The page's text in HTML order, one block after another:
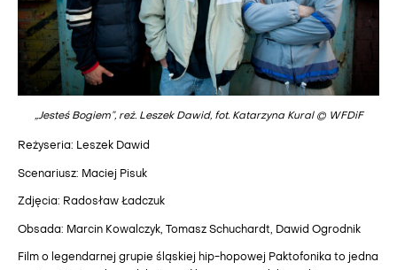
„Jesteś Bogiem”, reż. Leszek Dawid, fot. Katarzyna Kural © WFDiF
Reżyseria: Leszek Dawid
Scenariusz: Maciej Pisuk
Zdjęcia: Radosław Ładczuk
Obsada: Marcin Kowalczyk, Tomasz Schuchardt, Dawid Ogrodnik
Film o legendarnej grupie śląskiej hip-hopowej Paktofonika to jedna